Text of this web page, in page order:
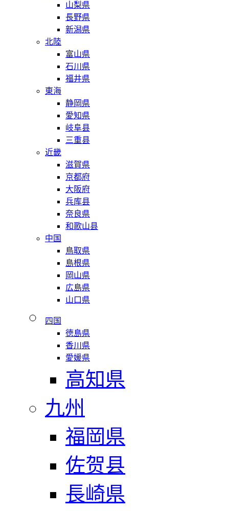
山梨県
長野県
新潟県
北陸
富山県
石川県
福井県
東海
静岡県
愛知県
岐阜县
三重县
近畿
滋賀県
京都府
大阪府
兵库县
奈良県
和歌山县
中国
鳥取県
島根県
岡山県
広島県
山口県
四国
徳島県
香川県
愛媛県
高知県
九州
福岡県
佐贺县
長崎県